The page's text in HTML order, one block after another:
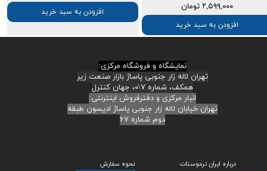
۲,۵۹۹,۰۰۰ تومان
افزودن به سبد خرید
افزودن به سبد خرید
نمایشگاه و فروشگاه مرکزی:
تهران لاله زار جنوبی پاساژ بازار صنعت زیر
همکف، شماره ۷\۰، جهان کنترل
انبار مرکزی و دفترفروش اینترنتی:
تهران خیابان لاله زار جنوبی پاساژ ادیسون طبقه
دوم شماره ۶۷
نحوه سفارش درباره ایران ترموستات